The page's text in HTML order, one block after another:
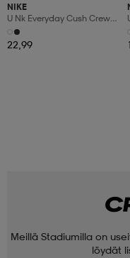
NIKE
U Nk Everyday Cush Crew
6pr-Bd
22,99
Meillä Stadiumilla on
löydät